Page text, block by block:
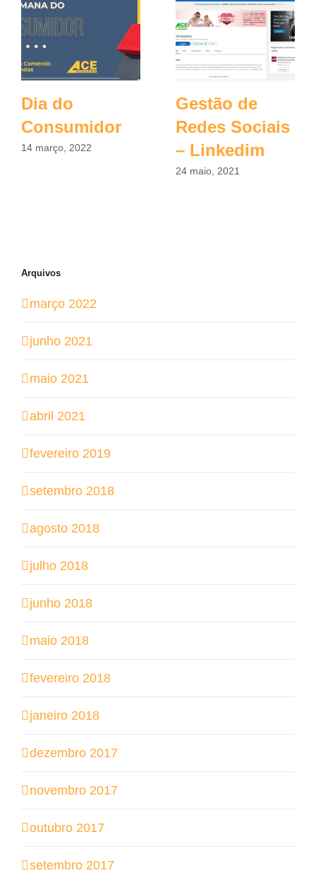
Dia do
Consumidor
14 março, 2022
Gestão de
Redes Sociais
– Linkedim
24 maio, 2021
Arquivos
março 2022
junho 2021
maio 2021
abril 2021
fevereiro 2019
setembro 2018
agosto 2018
julho 2018
junho 2018
maio 2018
fevereiro 2018
janeiro 2018
dezembro 2017
novembro 2017
outubro 2017
setembro 2017